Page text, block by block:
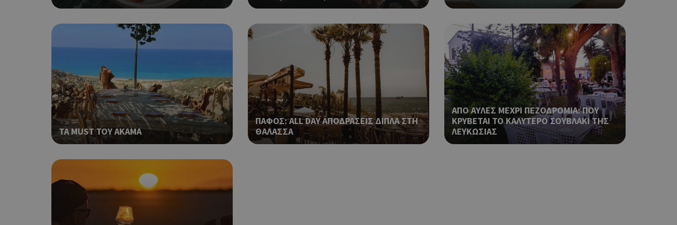
ΤΑ MUST ΤΟΥ ΑΚΑΜΑ
ΠΑΦΟΣ: ALL DAY ΑΠΟΔΡΑΣΕΙΣ ΔΙΠΛΑ ΣΤΗ
ΘΑΛΑΣΣΑ
ΑΠΟ ΑΥΛΕΣ ΜΕΧΡΙ ΠΕΖΟΔΡΟΜΙΑ: ΠΟΥ
ΚΡΥΒΕΤΑΙ ΤΟ ΚΑΛΥΤΕΡΟ ΣΟΥΒΛΑΚΙ ΤΗΣ
ΛΕΥΚΩΣΙΑΣ
διάφορες διαφημιστικές ενέργειες όπως είναι το
banners.
29 λεπτά 53
δευτερόλεπτα
Αυτό το cookie χρησιμοποιείται για τη διάκριση
μεταξύ ανθρώπων και ρομπότ. Αυτό είναι
επωφελές για τον ιστότοπο, προκειμένου να
κάνει έγκυρες αναφορές σχετικά με τη χρήση του
ιστότοπού τους.
ShowSubLoginCookie .athenarecipes.com 1 μέρα
Χρησιμοποιείται για σκοπούς Capping δηλαδή να
εμφανίζει μόνο μια φορά την ημέρα στον χρήστη
διάφορες διαφημιστικές ενέργειες όπως είναι το
take over banner και τα push up και push down
banners.
ShowWizLogin
.cyprus.wiz-
1 μέρα
Χρησιμοποιείται για σκοπούς Capping δηλαδή να